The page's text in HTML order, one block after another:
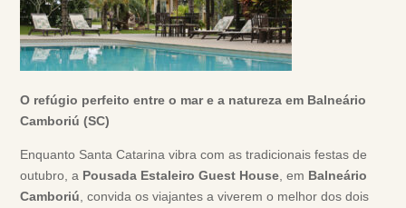
O refúgio perfeito entre o mar e a natureza em Balneário
Camboriú (SC)
Enquanto Santa Catarina vibra com as tradicionais festas de
outubro, a Pousada Estaleiro Guest House , em Balneário
Camboriú , convida os viajantes a viverem o melhor dos dois